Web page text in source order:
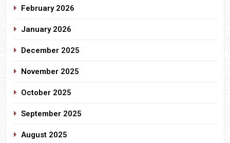
February 2026
January 2026
December 2025
November 2025
October 2025
September 2025
August 2025